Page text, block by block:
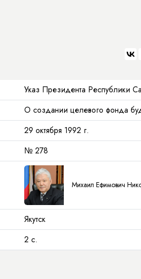
Указ Президента Республики
О создании целевого фонда
29 октября 1992 г.
№ 278
Михаил Ефимович
Якутск
2 с.